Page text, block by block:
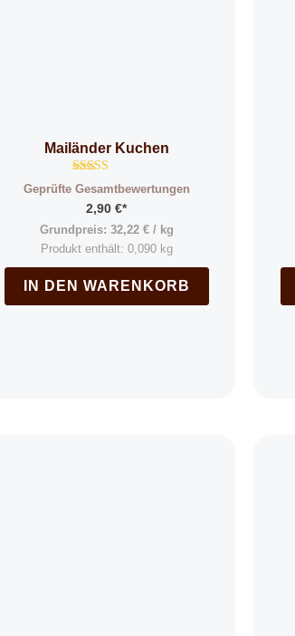
Mailänder Kuchen
Bewertet
mit
4.88
von 5
Geprüfte Gesamtbewertungen
2,90 €*
Grundpreis: 32,22 €/ kg
Produkt enthält: 0,090 kg
IN DEN WARENKORB